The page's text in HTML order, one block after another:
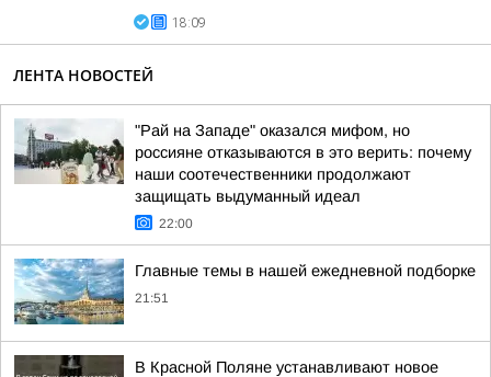
18:09
ЛЕНТА НОВОСТЕЙ
"Рай на Западе" оказался мифом, но
россияне отказываются в это верить: почему
наши соотечественники продолжают
защищать выдуманный идеал
22:00
Главные темы в нашей ежедневной подборке
21:51
В Красной Поляне устанавливают новое